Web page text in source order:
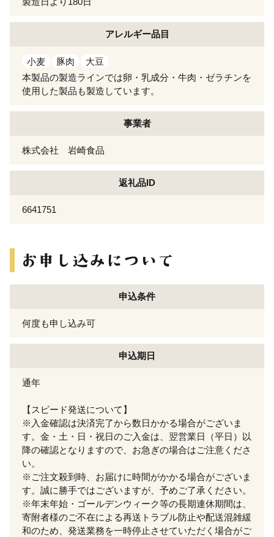
アレルギー品目
小麦 豚肉
大豆
本製品の製造ラインでは卵・乳成分・牛肉・ゼラチンを
使用した製品も製造しています。
事業者
株式会社 岩崎食品
返礼品ID
6641751
申込条件
何度も申し込み可
申込期日
通年
【スピード発送について】
※入金確認は決済完了から数日かかる場合がございま
す。金・土・日・祝日のご入金は、翌営業日（平日）以
降の確認となりますので、お急ぎの場合はご注意くださ
い。
※ご注文殺到時、お届けに時間がかかる場合がございま
す。誠に勝手ではございますが、予めご了承ください。
※年末年始・ゴールデンウィーク等の長期連休期間は、
寄附者様のご不在による再送トラブル防止や配送混雑緩
和のため、発送業務を一時停止させていただく場合がご